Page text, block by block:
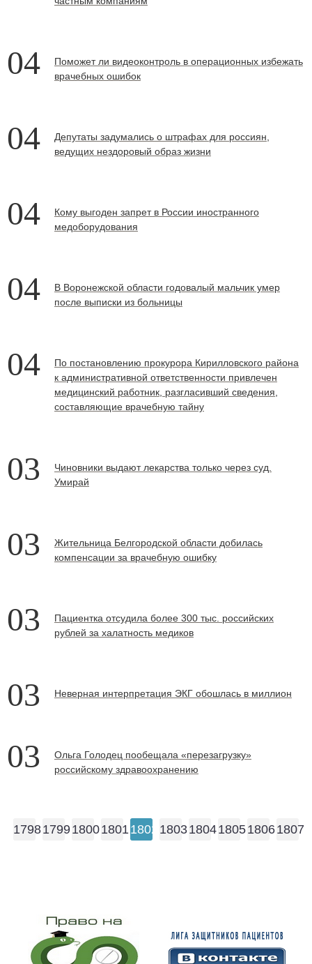
04
Поможет ли видеоконтроль в операционных избежать
врачебных ошибок
04
Депутаты задумались о штрафах для россиян,
ведущих нездоровый образ жизни
04
Кому выгоден запрет в России иностранного
медоборудования
04
В Воронежской области годовалый мальчик умер
после выписки из больницы
04
По постановлению прокурора Кирилловского района
к административной ответственности привлечен
медицинский работник, разгласивший сведения,
составляющие врачебную тайну
03
Чиновники выдают лекарства только через суд.
Умирай
03
Жительница Белгородской области добилась
компенсации за врачебную ошибку
03
Пациентка отсудила более 300 тыс. российских
рублей за халатность медиков
03 Неверная интерпретация ЭКГ обошлась в миллион
03
Ольга Голодец пообещала «перезагрузку»
российскому здравоохранению
1798179918001801 1802 18031804180518061807